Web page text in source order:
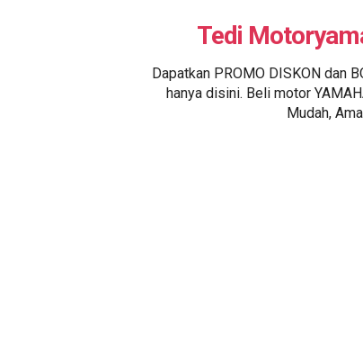
Tedi
Dapatkan PROMO DISKON dan
hanya disini. Beli motor
Mudah,